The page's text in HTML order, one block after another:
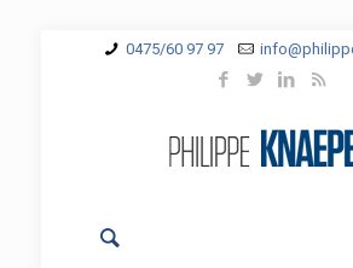
0475/60 97 97